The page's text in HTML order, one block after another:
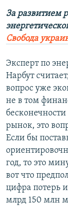
За развитием
Свобода
Эксперт по
Нарбут
вопрос уже
не в том
рынок, это
Если бы
год, то это
вот что
цифра потерь
млрд 150 млн